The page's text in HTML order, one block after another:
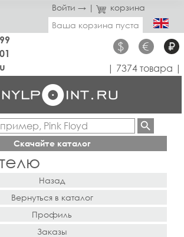
Войти → |
корзина
Ваша корзина пуста
$ € ₽
| 7374 товара |
Скачайте каталог
Назад
Вернуться в каталог
Профиль
Заказы